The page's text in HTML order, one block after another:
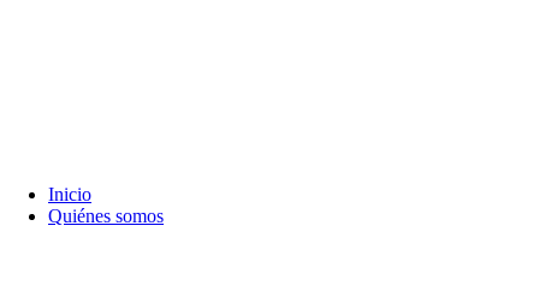
Inicio
Quiénes somos